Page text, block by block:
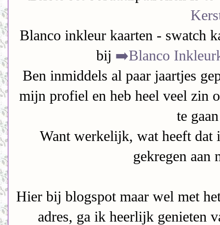
Blanco inkleur kaarten - swatch
bij ➡️Blanco
Ben inmiddels al paar jaartjes
mijn profiel en heb heel veel zin
te
Want werkelijk, wat heeft dat
gekregen
Hier bij blogspot maar wel met
adres, ga ik heerlijk genieten